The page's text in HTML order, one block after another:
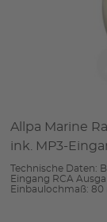
Allpa Marine
ink. MP3-
Technische Daten:
Eingang RCA
Einbaulochmaß: 80